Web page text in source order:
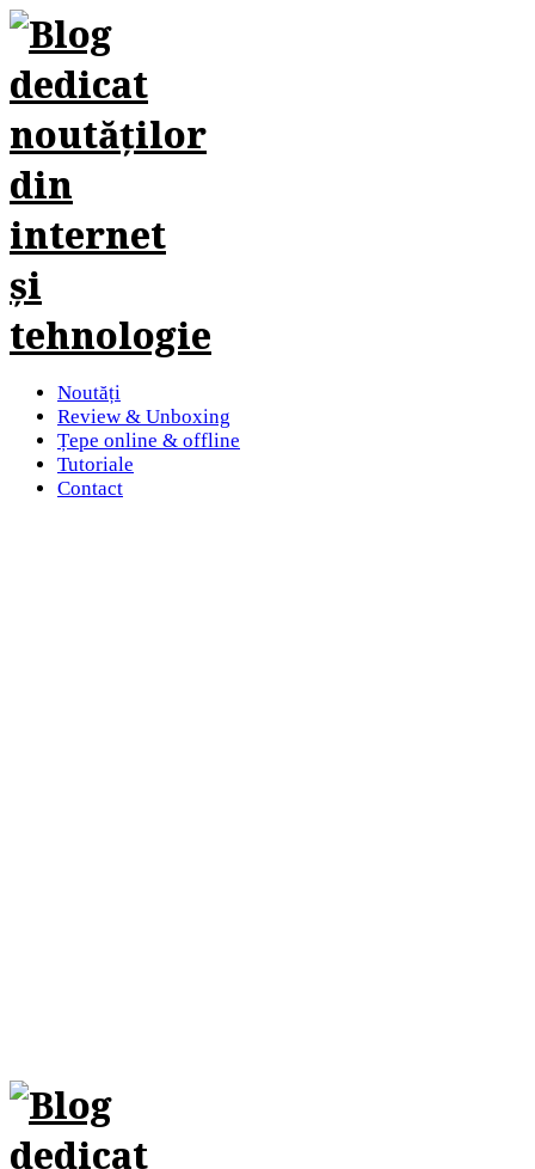
Noutăți
Review & Unboxing
Țepe online & offline
Tutoriale
Contact